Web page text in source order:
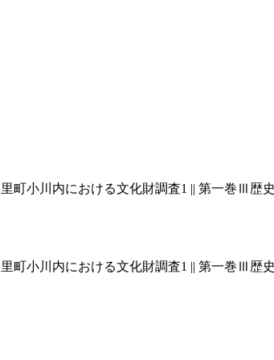
町小川内における文化財調査1 || 第一巻Ⅲ歴史
町小川内における文化財調査1 || 第一巻Ⅲ歴史